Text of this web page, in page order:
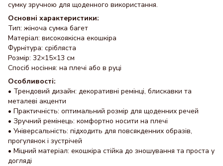
сумку зручною для щоденного використання.
Основні характеристики:
Тип: жіноча сумка багет
Матеріал: високоякісна екошкіра
Фурнітура: срібляста
Розмір: 32×15×13 см
Спосіб носіння: на плечі або в руці
Особливості:
• Трендовий дизайн: декоративні ремінці, блискавки та
металеві акценти
• Практичність: оптимальний розмір для щоденних речей
• Зручний ремінець: комфортно носити на плечі
• Універсальність: підходить для повсякденних образів,
прогулянок і зустрічей
• Міцний матеріал: екошкіра стійка до зношування та проста у
догляді